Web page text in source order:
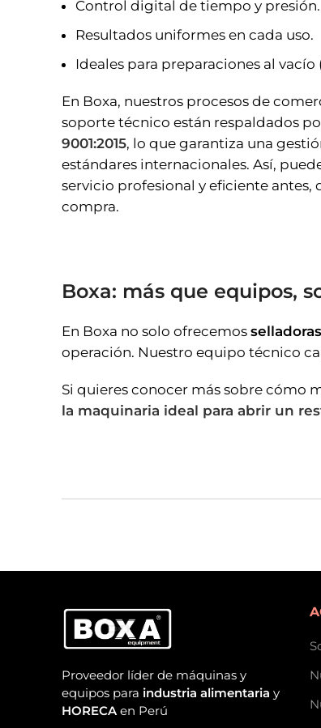
Control digital de tiempo y presión.
Resultados uniformes en cada uso.
Ideales para preparaciones al vacío
En Boxa, nuestros procesos de
soporte técnico están respaldados
9001:2015, lo que garantiza una
estándares internacionales. Así,
servicio profesional y eficiente antes,
compra.
Boxa: más que equipos,
En Boxa no solo ofrecemos
operación. Nuestro equipo técnico
Si quieres conocer más sobre cómo
la maquinaria ideal para abrir un
Proveedor líder de máquinas y
equipos para industria alimentaria y
HORECAen Perú